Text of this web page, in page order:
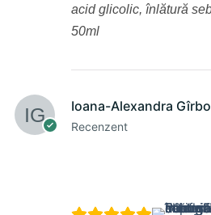
acid glicolic, înlătură
50ml
Ioana-Alexandra
Recenzent